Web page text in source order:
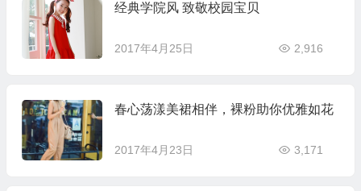
经典学院风 致敬校园宝贝
2017年4月25日 2,916
春心荡漾美裙相伴，裸粉助你优雅如花
2017年4月23日 3,171